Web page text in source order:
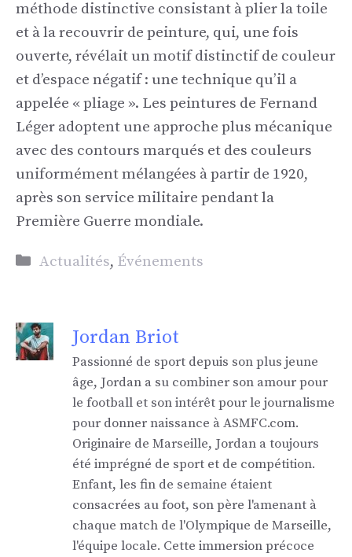
méthode distinctive consistant à plier la toile
et à la recouvrir de peinture, qui, une fois
ouverte, révélait un motif distinctif de couleur
et d’espace négatif : une technique qu’il a
appelée « pliage ». Les peintures de Fernand
Léger adoptent une approche plus mécanique
avec des contours marqués et des couleurs
uniformément mélangées à partir de 1920,
après son service militaire pendant la
Première Guerre mondiale.
Catégories
Actualités, Événements
Jordan Briot
Passionné de sport depuis son plus jeune
âge, Jordan a su combiner son amour pour
le football et son intérêt pour le journalisme
pour donner naissance à ASMFC.com.
Originaire de Marseille, Jordan a toujours
été imprégné de sport et de compétition.
Enfant, les fin de semaine étaient
consacrées au foot, son père l'amenant à
chaque match de l'Olympique de Marseille,
l'équipe locale. Cette immersion précoce